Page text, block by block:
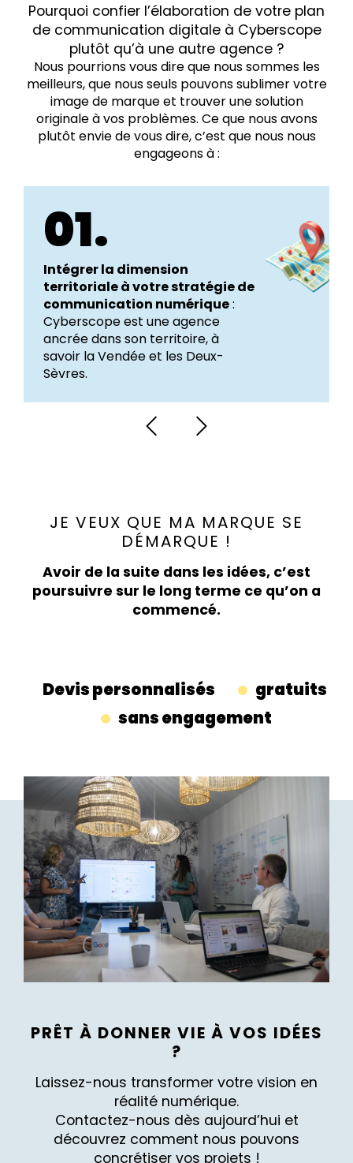
Pourquoi confier l’élaboration de votre plan
de communication digitale à Cyberscope
plutôt qu’à une autre agence ?
Nous pourrions vous dire que nous sommes les
meilleurs, que nous seuls pouvons sublimer votre
image de marque et trouver une solution
originale à vos problèmes. Ce que nous avons
plutôt envie de vous dire, c’est que nous nous
engageons à :
01.
Intégrer la dimension
territoriale à votre stratégie de
communication numérique:
Cyberscope est une agence
ancrée dans son territoire, à
savoir la Vendée et les Deux-
Sèvres.
JE VEUX QUE MA MARQUE SE
DÉMARQUE !
Avoir de la suite dans les idées, c’est
poursuivre sur le long terme ce qu’on a
commencé.
Devis personnalisés
gratuits
sans engagement
PRÊT À DONNER VIE À VOS IDÉES
?
Laissez-nous transformer votre vision en
réalité numérique.
Contactez-nous dès aujourd’hui et
découvrez comment nous pouvons
concrétiser vos projets !